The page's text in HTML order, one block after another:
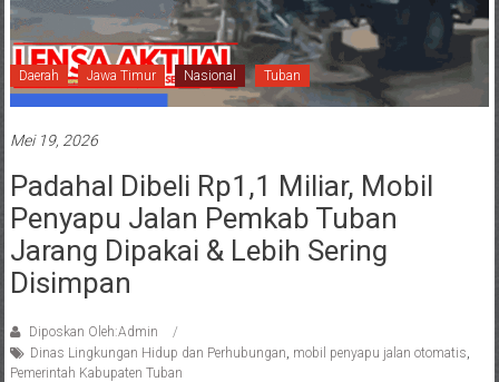
Daerah Jawa Timur Nasional Tuban
Mei 19, 2026
Padahal Dibeli Rp1,1 Miliar, Mobil
Penyapu Jalan Pemkab Tuban
Jarang Dipakai & Lebih Sering
Disimpan
Diposkan Oleh:Admin
Dinas Lingkungan Hidup dan Perhubungan mobil penyapu jalan otomatis
Pemerintah Kabupaten Tuban